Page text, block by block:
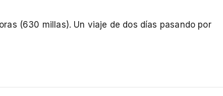
(630 millas). Un viaje de dos días pasando por